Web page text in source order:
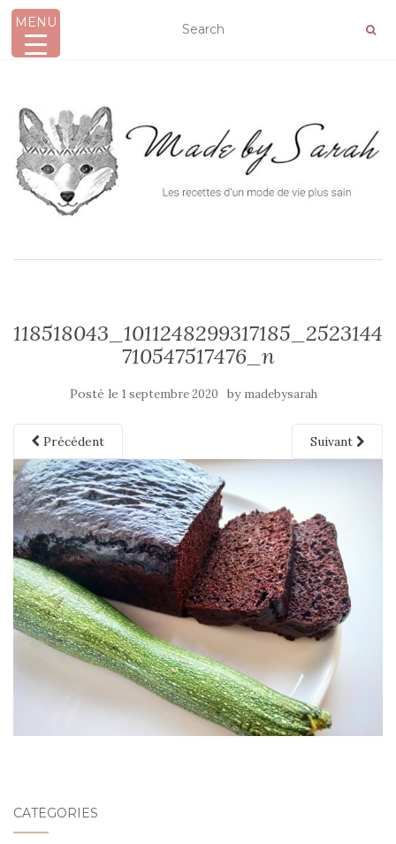
MENU
AFFICHER/MASQUER LA NAVIGATION
118518043_1011248299317185_2523144
710547517476_n
Posté le 1 septembre 2020 by madebysarah
Précédent Suivant
CATÉGORIES